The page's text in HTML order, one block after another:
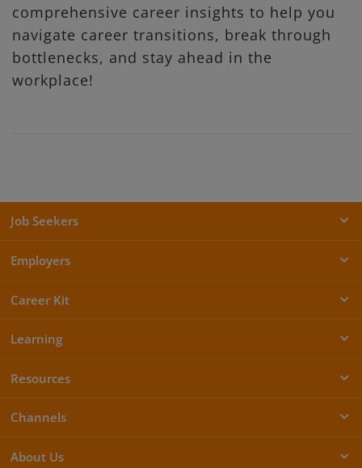
comprehensive career insights to help you
navigate career transitions, break through
bottlenecks, and stay ahead in the
workplace!
Job Seekers
Employers
Career Kit
Learning
Resources
Channels
About Us